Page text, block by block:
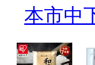
本市中